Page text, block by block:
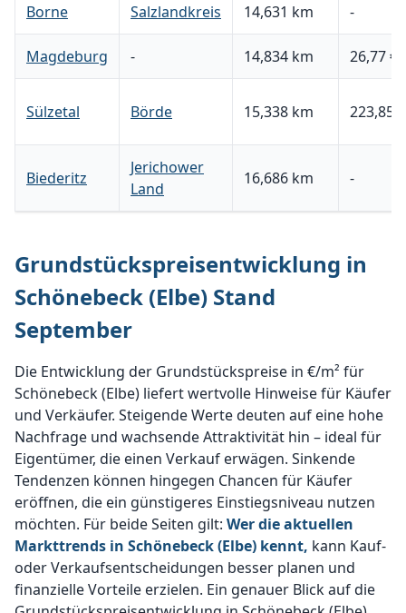
Borne Salzlandkreis 14,631 km -
Magdeburg - 14,834 km 26,77 €
Sülzetal Börde 15,338 km 223,85 €
Biederitz
Jerichower
Land
16,686 km -
Grundstückspreisentwicklung in
Schönebeck (Elbe) Stand
September
Die Entwicklung der Grundstückspreise in €/m² für
Schönebeck (Elbe) liefert wertvolle Hinweise für Käufer
und Verkäufer. Steigende Werte deuten auf eine hohe
Nachfrage und wachsende Attraktivität hin – ideal für
Eigentümer, die einen Verkauf erwägen. Sinkende
Tendenzen können hingegen Chancen für Käufer
eröffnen, die ein günstigeres Einstiegsniveau nutzen
möchten. Für beide Seiten gilt: Wer die aktuellen
Markttrends in Schönebeck (Elbe) kennt, kann Kauf-
oder Verkaufsentscheidungen besser planen und
finanzielle Vorteile erzielen. Ein genauer Blick auf die